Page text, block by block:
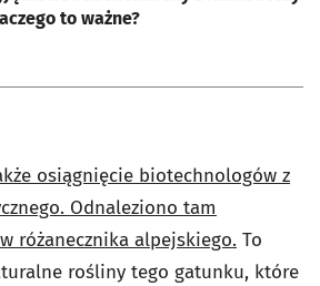
to ważne?
osiągnięcie biotechnologów z
Odnaleziono tam
różanecznika alpejskiego. To
rośliny tego gatunku, które